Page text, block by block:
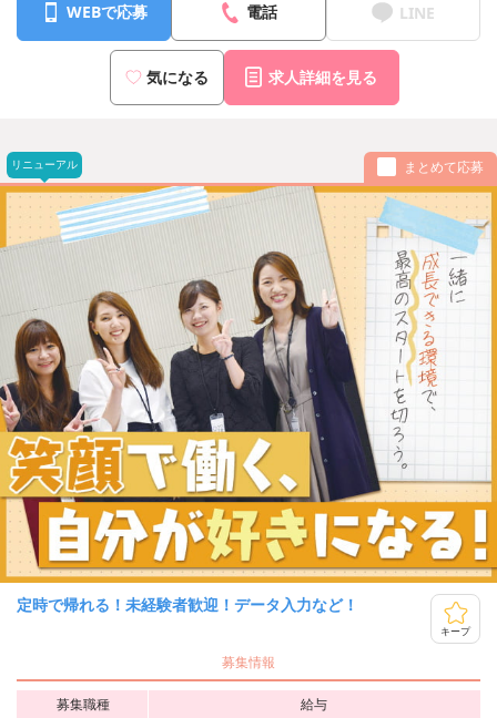
WEBで応募 電話 LINE
気になる 求人詳細を見る
リニューアル まとめて応募
定時で帰れる！未経験者歓迎！データ入力など！
キープ
募集情報
募集職種
給与